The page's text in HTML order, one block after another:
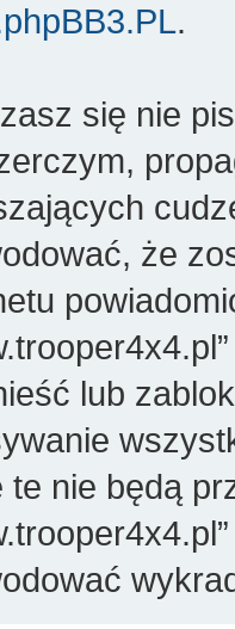
.
się nie
że
lub
te nie będą